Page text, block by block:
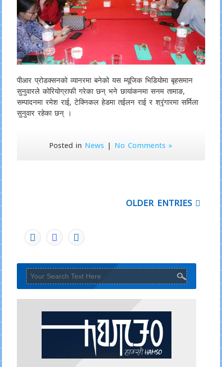
पीआर प्रोडक्सनको व्यानरमा बनेको यस म्यूजिक भिडियोमा बृहसमान
सुनुवारले कोरियोग्राफी गरेका छन् भने छायांकनमा सनम तामाङ,
सम्पादनमा रमेश राई, टेक्निकल हेडमा तईलन राई र श्रृंगारमा सर्मिला
सुनुवार रहेका छन् ।
Posted in News | No Comments »
OLDER ENTRIES